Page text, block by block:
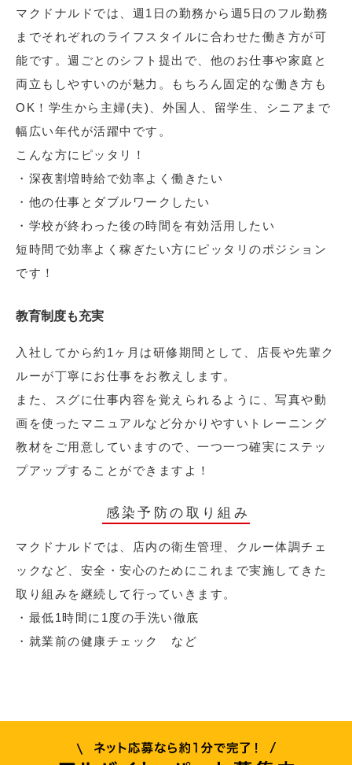
マクドナルドでは、週1日の勤務から週5日のフル勤務
までそれぞれのライフスタイルに合わせた働き方が可
能です。週ごとのシフト提出で、他のお仕事や家庭と
両立もしやすいのが魅力。もちろん固定的な働き方も
OK！学生から主婦(夫)、外国人、留学生、シニアまで
幅広い年代が活躍中です。
こんな方にピッタリ！
・深夜割増時給で効率よく働きたい
・他の仕事とダブルワークしたい
・学校が終わった後の時間を有効活用したい
短時間で効率よく稼ぎたい方にピッタリのポジション
です！
教育制度も充実
入社してから約1ヶ月は研修期間として、店長や先輩ク
ルーが丁寧にお仕事をお教えします。
また、スグに仕事内容を覚えられるように、写真や動
画を使ったマニュアルなど分かりやすいトレーニング
教材をご用意していますので、一つ一つ確実にステッ
プアップすることができますよ！
感染予防の取り組み
マクドナルドでは、店内の衛生管理、クルー体調チェ
ックなど、安全・安心のためにこれまで実施してきた
取り組みを継続して行っていきます。
・最低1時間に1度の手洗い徹底
・就業前の健康チェック など